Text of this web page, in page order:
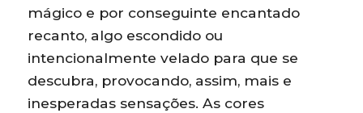
mágico e por conseguinte encantado
recanto, algo escondido ou
intencionalmente velado para que se
descubra, provocando, assim, mais e
inesperadas sensações. As cores